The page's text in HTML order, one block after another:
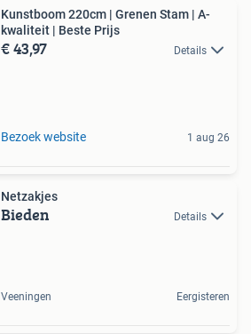
Kunstboom 220cm | Grenen Stam | A-
kwaliteit | Beste Prijs
€ 43,97 Details
Bezoek website 1 aug 26
Netzakjes
Bieden Details
Veeningen Eergisteren